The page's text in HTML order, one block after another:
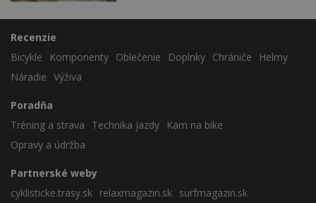
Recenzie
Bicykle
Komponenty Oblečenie Doplnky Chrániče
Helmy
Náradie Výživa
Poradňa
Tréning a strava
Technika jazdy
Kam na bike
Opravy a údržba
Partnerské weby
cyklisticke.trasy.sk relaxmagazin.sk surfmagazin.sk